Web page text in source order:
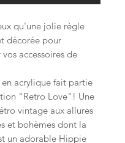
qu'une jolie règle
décorée pour
accessoires de
acrylique fait partie
"Retro Love"! Une
vintage aux allures
et bohèmes dont la
un adorable Hippie